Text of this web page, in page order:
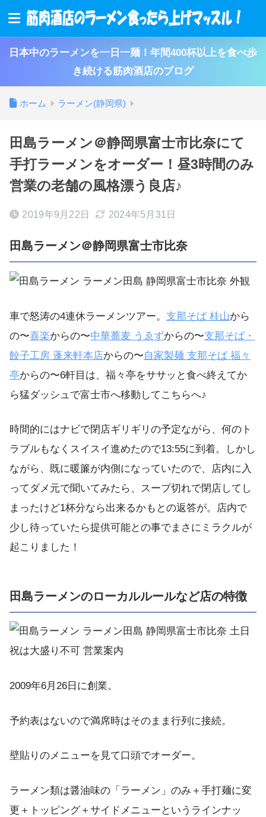
日本中のラーメンを一日一麺！年間400杯以上を食べ歩
き続ける筋肉酒店のブログ
ホーム ラーメン(静岡県)
田島ラーメン＠静岡県富士市比奈にて
手打ラーメンをオーダー！昼3時間のみ
営業の老舗の風格漂う良店♪
2019年9月22日 2024年5月31日
田島ラーメン＠静岡県富士市比奈
車で怒涛の4連休ラーメンツアー。 支那そば 桂山から
の〜喜楽からの〜中華蕎麦 うゑずからの〜支那そば・
餃子工房 蓬来軒本店からの〜自家製麺 支那そば 福々
亭からの〜6軒目は、福々亭をササッと食べ終えてか
ら猛ダッシュで富士市へ移動してこちらへ♪
時間的にはナビで閉店ギリギリの予定ながら、何のト
ラブルもなくスイスイ進めたので13:55に到着。しかし
ながら、既に暖簾が内側になっていたので、店内に入
ってダメ元で聞いてみたら、スープ切れで閉店してし
まったけど1杯分なら出来るかもとの返答が。店内で
少し待っていたら提供可能との事でまさにミラクルが
起こりました！
田島ラーメンのローカルルールなど店の特徴
2009年6月26日に創業。
予約表はないので満席時はそのまま行列に接続。
壁貼りのメニューを見て口頭でオーダー。
ラーメン類は醤油味の「ラーメン」のみ＋手打麺に変
更＋トッピング＋サイドメニューというラインナッ